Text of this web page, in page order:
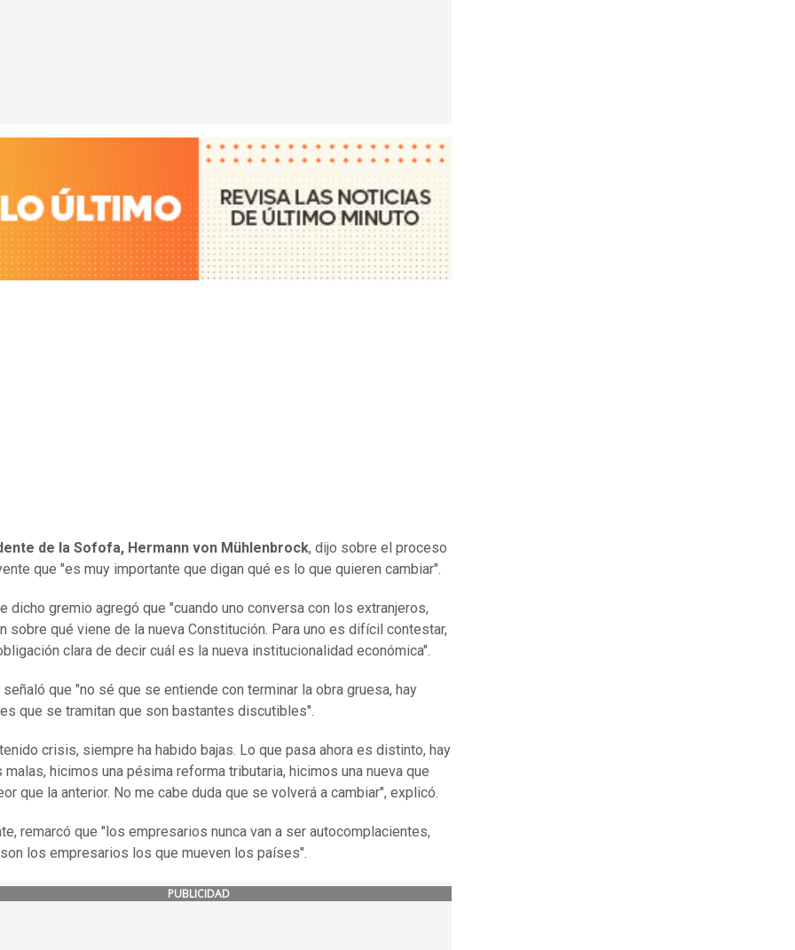
de la Sofofa, Hermann von Mühlenbrock, dijo sobre el proceso
que "es muy importante que digan qué es lo que quieren cambiar".
dicho gremio agregó que "cuando uno conversa con los extranjeros,
sobre qué viene de la nueva Constitución. Para uno es difícil contestar,
clara de decir cuál es la nueva institucionalidad económica".
señaló que "no sé que se entiende con terminar la obra gruesa, hay
que se tramitan que son bastantes discutibles".
crisis, siempre ha habido bajas. Lo que pasa ahora es distinto, hay
malas, hicimos una pésima reforma tributaria, hicimos una nueva que
que la anterior. No me cabe duda que se volverá a cambiar", explicó.
remarcó que "los empresarios nunca van a ser autocomplacientes,
los empresarios los que mueven los países".
PUBLICIDAD